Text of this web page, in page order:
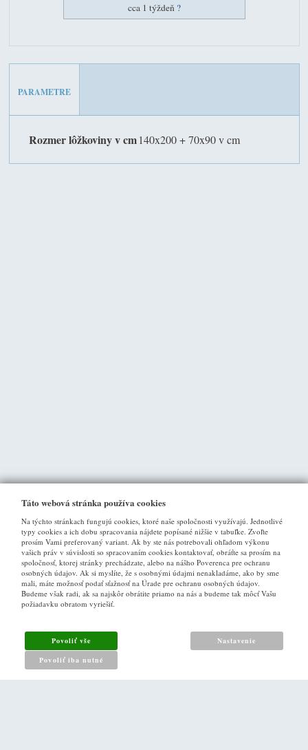
cca 1 týždeň ?
PARAMETRE
Rozmer lôžkoviny v cm140x200 + 70x90 v cm
VŠE O NÁKUPU
Ako nakupovat
Reklamacny poriadok
Zásady pro nakládání s osobními údaji
Táto webová stránka používa cookies
Na týchto stránkach fungujú cookies, ktoré naše spoločnosti využívajú. Jednotlivé
typy cookies a ich dobu spracovania nájdete popísané nižšie v tabuľke. Zvoľte
prosím Vami preferovaný variant. Ak by ste nás potrebovali ohľadom výkonu
vašich práv v súvislosti so spracovaním cookies kontaktovať, obráťte sa prosím na
spoločnosť, ktorej stránky prechádzate, alebo na nášho Poverenca pre ochranu
osobných údajov. Ak si myslíte, že s osobnými údajmi nenakladáme, ako by sme
mali, máte možnosť podať sťažnosť na Úrade pre ochranu osobných údajov.
Budeme však radi, ak sa najskôr obrátite priamo na nás a budeme tak môcť Vašu
požiadavku obratom vyriešiť.
Povoliť vše
Povoliť iba nutné
Nastavenie